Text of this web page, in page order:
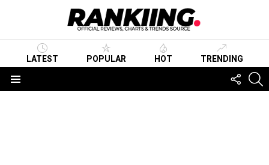
LATEST POPULAR HOT TRENDING
US